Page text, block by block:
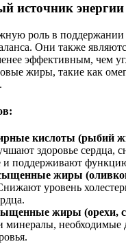
источник энергии
роль в поддержании
Они также
эффективным, чем
жиры, такие как
кислоты (рыбий
здоровье сердца,
и поддерживают
жиры
уровень
жиры (орехи,
минералы, необходимые